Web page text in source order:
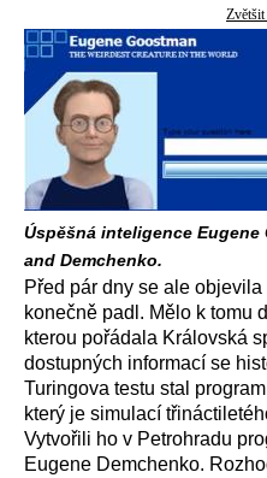
Zvětšit
Úspěšná inteligence
and Demchenko.
Před pár dny se ale
konečně padl. Mělo k tomu
kterou pořádala Královská
dostupných informací se
Turingova testu stal
který je simulací
Vytvořili ho v Petrohradu
Eugene Demchenko.